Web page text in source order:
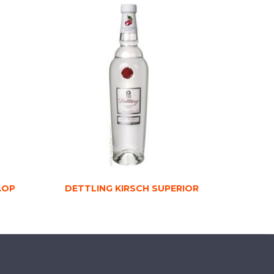
DETTLING KIRSCH SUPERIOR